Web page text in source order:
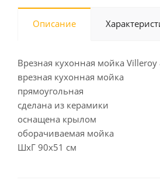
Описание
Врезная кухонная мойка Villeroy
врезная кухонная мойка
прямоугольная
сделана из керамики
оснащена крылом
оборачиваемая мойка
ШхГ 90х51 см